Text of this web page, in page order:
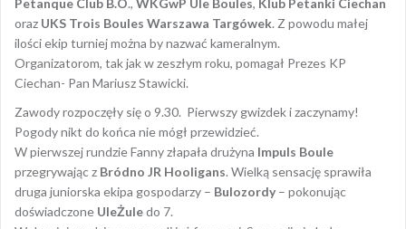
Petanque Club B.O., WKGwP Ule Boules, Klub Petanki Ciechan
oraz UKS Trois Boules Warszawa Targówek. Z powodu małej
ilości ekip turniej można by nazwać kameralnym.
Organizatorom, tak jak w zeszłym roku, pomagał Prezes KP
Ciechan- Pan Mariusz Stawicki.
Zawody rozpoczęły się o 9.30. Pierwszy gwizdek i zaczynamy!
Pogody nikt do końca nie mógł przewidzieć.
W pierwszej rundzie Fanny złapała drużyna Impuls Boule
przegrywając z Bródno JR Hooligans. Wielką sensację sprawiła
druga juniorska ekipa gospodarzy – Bulozordy– pokonując
doświadczone UleŻuledo 7.